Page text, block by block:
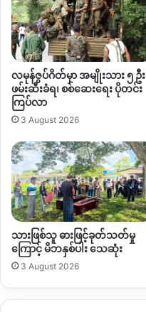
လမုန်ဇွပ်ဂိတ်မှာ အမျိုးသား ၅ ဦး
ဖမ်းဆီးခံရ၊ စစ်ဆေးရေး ပိုတင်း
ကြပ်လာ
3 August 2026
သားဖြစ်သူ ဓားဖြင့်ခုတ်သတ်မှု
ကြောင့် မိဘနှစ်ပါး သေဆုံး
3 August 2026